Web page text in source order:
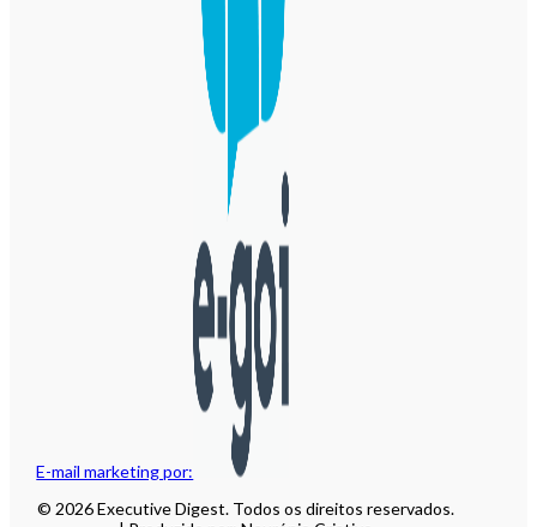
E-mail marketing por:
© 2026 Executive Digest. Todos os direitos reservados.